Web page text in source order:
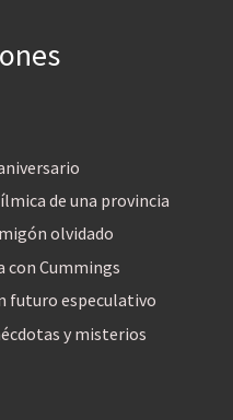
de una provincia
olvidado
con Cummings
futuro especulativo
y misterios